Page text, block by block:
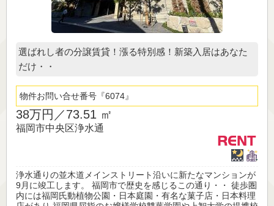
選ばれし者の分譲賃貸！漲る特別感！新築入居はあなた
だけ・・
物件お問い合せ番号 6074
38万円／73.51 ㎡
福岡市中央区浄水通
浄水通りの並木道メインストリート沿いに新たなマンションが
9月に竣工します。 福岡市で歴史を感じるこの通り・・ 徒歩圏
内には福岡氏動植物公園・日本庭園・有名な菓子店・日本料理